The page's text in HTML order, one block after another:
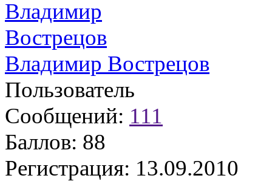
Владимир Вострецов
Пользователь
Сообщений: 111
Баллов: 88
Регистрация: 13.09.2010